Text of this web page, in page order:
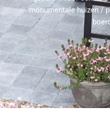
monumentale huizen /